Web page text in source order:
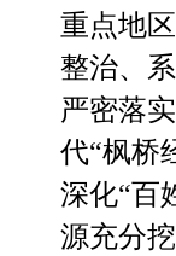
重点地
整治、
严密落
代“枫桥
深化“百
源充分